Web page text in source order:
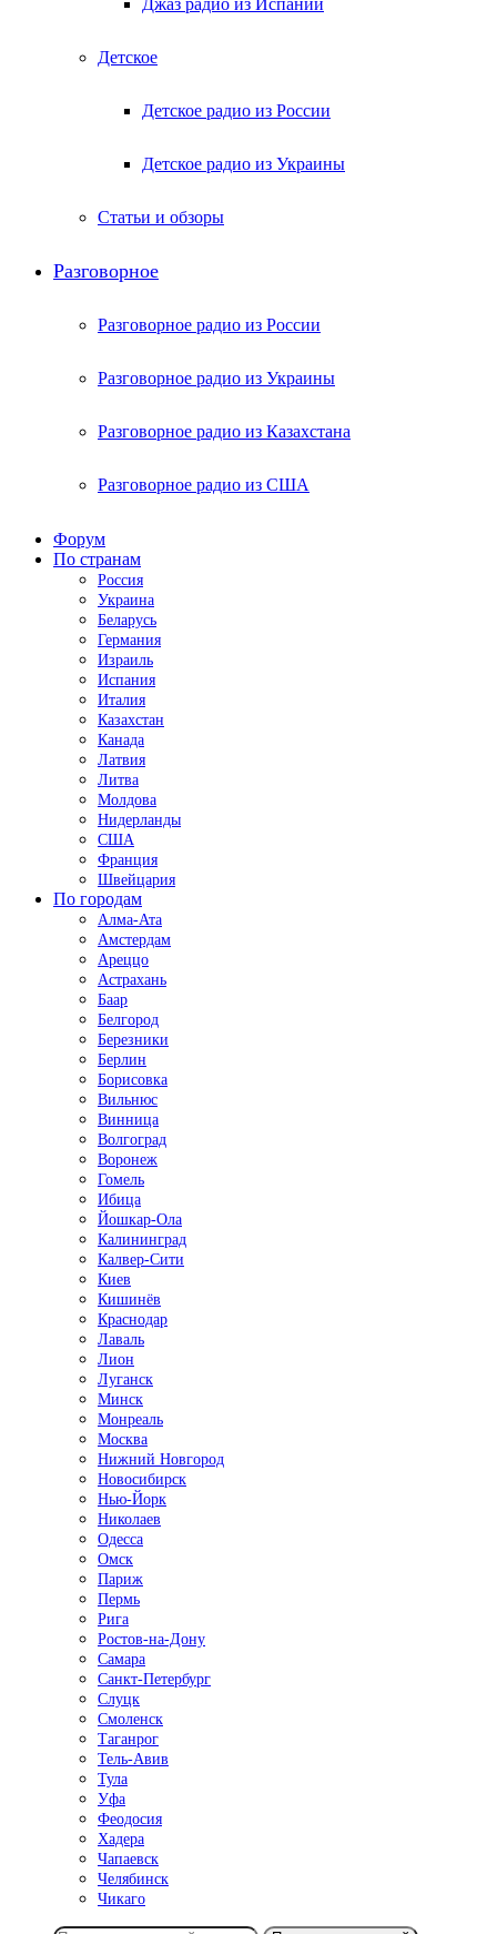
Джаз радио из Испании
Детское
Детское радио из России
Детское радио из Украины
Статьи и обзоры
Разговорное
Разговорное радио из России
Разговорное радио из Украины
Разговорное радио из Казахстана
Разговорное радио из США
Форум
По странам
Россия
Украина
Беларусь
Германия
Израиль
Испания
Италия
Казахстан
Канада
Латвия
Литва
Молдова
Нидерланды
США
Франция
Швейцария
По городам
Алма-Ата
Амстердам
Ареццо
Астрахань
Баар
Белгород
Березники
Берлин
Борисовка
Вильнюс
Винница
Волгоград
Воронеж
Гомель
Ибица
Йошкар-Ола
Калининград
Калвер-Сити
Киев
Кишинёв
Краснодар
Лаваль
Лион
Луганск
Минск
Монреаль
Москва
Нижний Новгород
Новосибирск
Нью-Йорк
Николаев
Одесса
Омск
Париж
Пермь
Рига
Ростов-на-Дону
Самара
Санкт-Петербург
Слуцк
Смоленск
Таганрог
Тель-Авив
Тула
Уфа
Феодосия
Хадера
Чапаевск
Челябинск
Чикаго